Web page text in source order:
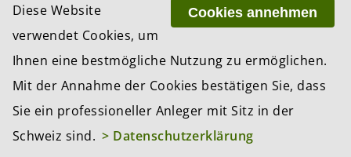
Cookies annehmen
Diese Website
verwendet Cookies, um
Ihnen eine bestmögliche Nutzung zu ermöglichen.
Mit der Annahme der Cookies bestätigen Sie, dass
Sie ein professioneller Anleger mit Sitz in der
Schweiz sind. > Datenschutzerklärung